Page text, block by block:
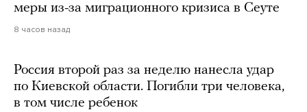
меры из-за миграционного кризиса в Сеуте
8 часов назад
Россия второй раз за неделю нанесла удар
по Киевской области. Погибли три человека,
в том числе ребенок